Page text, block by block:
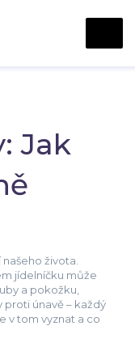
Jak
života.
jídelníčku může
a pokožku,
únavě – každý
v tom vyznat a co